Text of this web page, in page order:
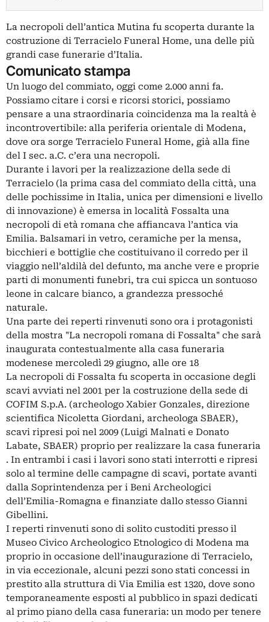
La necropoli dell’antica Mutina fu scoperta durante la
costruzione di Terracielo Funeral Home, una delle più
grandi case funerarie d’Italia.
Comunicato stampa
Un luogo del commiato, oggi come 2.000 anni fa.
Possiamo citare i corsi e ricorsi storici, possiamo
pensare a una straordinaria coincidenza ma la realtà è
incontrovertibile: alla periferia orientale di Modena,
dove ora sorge Terracielo Funeral Home, già alla fine
del I sec. a.C. c’era una necropoli.
Durante i lavori per la realizzazione della sede di
Terracielo (la prima casa del commiato della città, una
delle pochissime in Italia, unica per dimensioni e livello
di innovazione) è emersa in località Fossalta una
necropoli di età romana che affiancava l’antica via
Emilia. Balsamari in vetro, ceramiche per la mensa,
bicchieri e bottiglie che costituivano il corredo per il
viaggio nell’aldilà del defunto, ma anche vere e proprie
parti di monumenti funebri, tra cui spicca un sontuoso
leone in calcare bianco, a grandezza pressoché
naturale.
Una parte dei reperti rinvenuti sono ora i protagonisti
della mostra "La necropoli romana di Fossalta" che sarà
inaugurata contestualmente alla casa funeraria
modenese mercoledì 29 giugno, alle ore 18
La necropoli di Fossalta fu scoperta in occasione degli
scavi avviati nel 2001 per la costruzione della sede di
COFIM S.p.A. (archeologo Xabier Gonzales, direzione
scientifica Nicoletta Giordani, archeologa SBAER),
scavi ripresi poi nel 2009 (Luigi Malnati e Donato
Labate, SBAER) proprio per realizzare la casa funeraria
. In entrambi i casi i lavori sono stati interrotti e ripresi
solo al termine delle campagne di scavi, portate avanti
dalla Soprintendenza per i Beni Archeologici
dell’Emilia-Romagna e finanziate dallo stesso Gianni
Gibellini.
I reperti rinvenuti sono di solito custoditi presso il
Museo Civico Archeologico Etnologico di Modena ma
proprio in occasione dell’inaugurazione di Terracielo,
in via eccezionale, alcuni pezzi sono stati concessi in
prestito alla struttura di Via Emilia est 1320, dove sono
temporaneamente esposti al pubblico in spazi dedicati
al primo piano della casa funeraria: un modo per tenere